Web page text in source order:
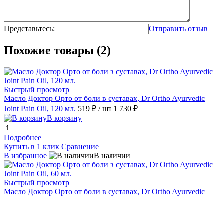
Представьтесь: Отправить отзыв
Похожие товары (2)
Быстрый просмотр
Масло Доктор Орто от боли в суставах, Dr Ortho Ayurvedic
Joint Pain Oil, 120 мл. 519 ₽ / шт 1 730 ₽
В корзину
Подробнее
Купить в 1 клик Сравнение
В избранное
В наличии
Быстрый просмотр
Масло Доктор Орто от боли в суставах, Dr Ortho Ayurvedic